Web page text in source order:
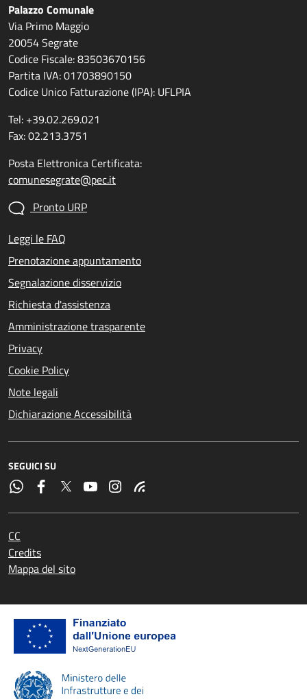
Palazzo Comunale
Via Primo Maggio
20054 Segrate
Codice Fiscale: 83503670156
Partita IVA: 01703890150
Codice Unico Fatturazione (IPA): UFLPIA
Tel: +39.02.269.021
Fax: 02.213.3751
Posta Elettronica Certificata:
comunesegrate@pec.it
Pronto URP
Leggi le FAQ
Prenotazione appuntamento
Segnalazione disservizio
Richiesta d'assistenza
Amministrazione trasparente
Privacy
Cookie Policy
Note legali
Dichiarazione Accessibilità
SEGUICI SU
CC
Credits
Mappa del sito